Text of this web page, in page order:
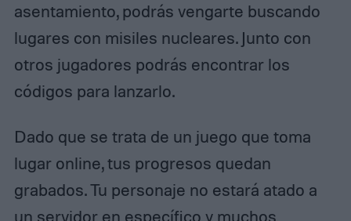
asentamiento, podrás vengarte buscando
lugares con misiles nucleares. Junto con
otros jugadores podrás encontrar los
códigos para lanzarlo.
Dado que se trata de un juego que toma
lugar online, tus progresos quedan
grabados. Tu personaje no estará atado a
un servidor en específico y muchos